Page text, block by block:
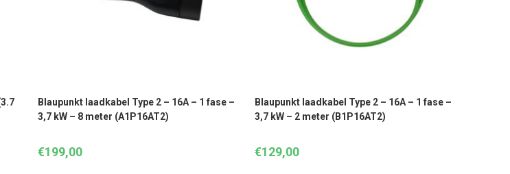
Blaupunkt laadkabel Type 2 – 16A – 1 fase –
3,7 kW – 8 meter (A1P16AT2)
€199,00
Blaupunkt laadkabel Type 2 – 16A – 1 fase –
3,7 kW – 2 meter (B1P16AT2)
€129,00